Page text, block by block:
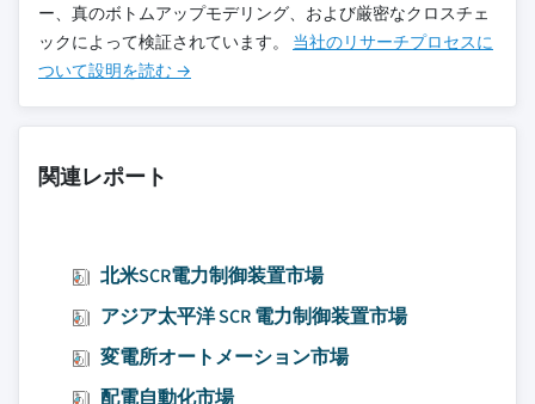
ー、真のボトムアップモデリング、および厳密なクロスチェ
ックによって検証されています。 当社のリサーチプロセスに
ついて設明を読む →
関連レポート
北米SCR電力制御装置市場
アジア太平洋 SCR 電力制御装置市場
変電所オートメーション市場
配電自動化市場